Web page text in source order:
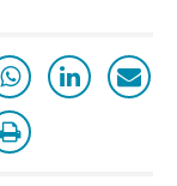
de
(HIR) in een